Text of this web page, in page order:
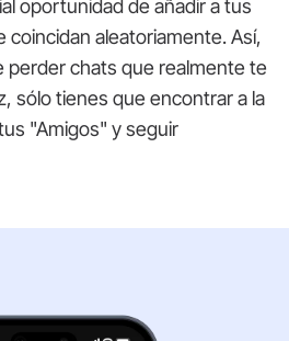
oportunidad de añadir a tus
coincidan aleatoriamente. Así,
perder chats que realmente te
sólo tienes que encontrar a la
"Amigos" y seguir